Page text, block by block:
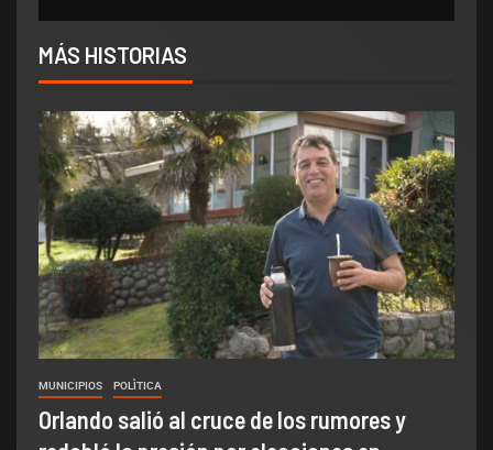
MÁS HISTORIAS
MUNICIPIOS POLÌTICA
Orlando salió al cruce de los rumores y